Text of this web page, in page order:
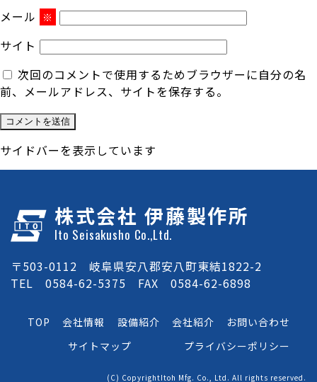
メール ※
サイト
次回のコメントで使用するためブラウザーに自分の名
前、メールアドレス、サイトを保存する。
サイドバーを表示しています
株式会社 伊藤製作所
Ito Seisakusho Co.,Ltd.
〒503-0112 岐阜県安八郡安八町東結1822-2
TEL 0584-62-5375 FAX 0584-62-6898
TOP 会社情報 設備紹介 会社紹介
お問い合わせ
サイトマップ
プライバシーポリシー
(C) CopyrightItoh Mfg. Co., Ltd. All rights reserved.